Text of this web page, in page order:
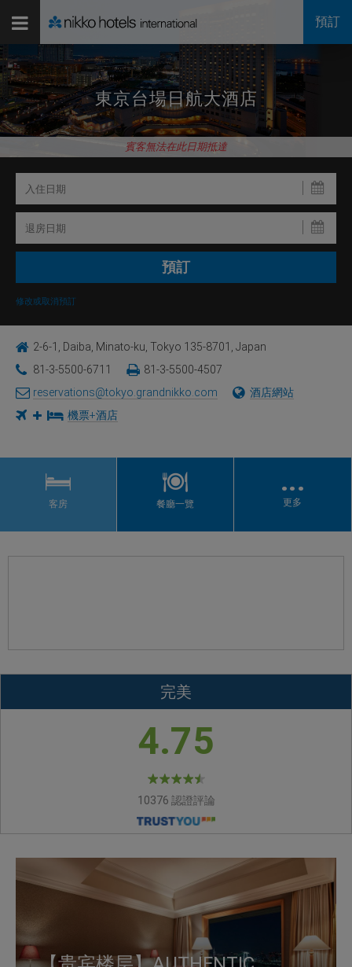
預訂
東京台場日航大酒店
賓客無法在此日期抵達
修改或取消預訂
2-6-1, Daiba, Minato-ku, Tokyo 135-8701, Japan
81-3-5500-6711
81-3-5500-4507
reservations@tokyo.grandnikko.com
酒店網站
機票+酒店
客房 餐廳一覽
…
更多
完美
4.75
10376 認證評論
【貴賓樓層】AUTHENTIC
【貴賓樓層】AUTHENTIC
【貴賓樓層】BREEZE
【貴賓樓層】BREEZE
【貴賓樓層】BREEZE
【貴賓樓層】BREEZE
【高級樓層】高級客房[20-
【高級樓層】豪華客房[20-